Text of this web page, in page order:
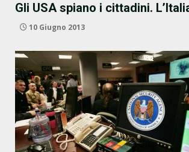
Gli USA spiano i cittadini.
10 Giugno 2013